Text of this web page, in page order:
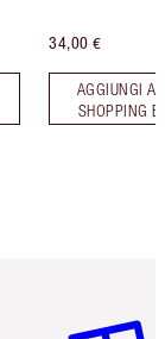
34,00 €
AGGIUNGI
SHOPPING